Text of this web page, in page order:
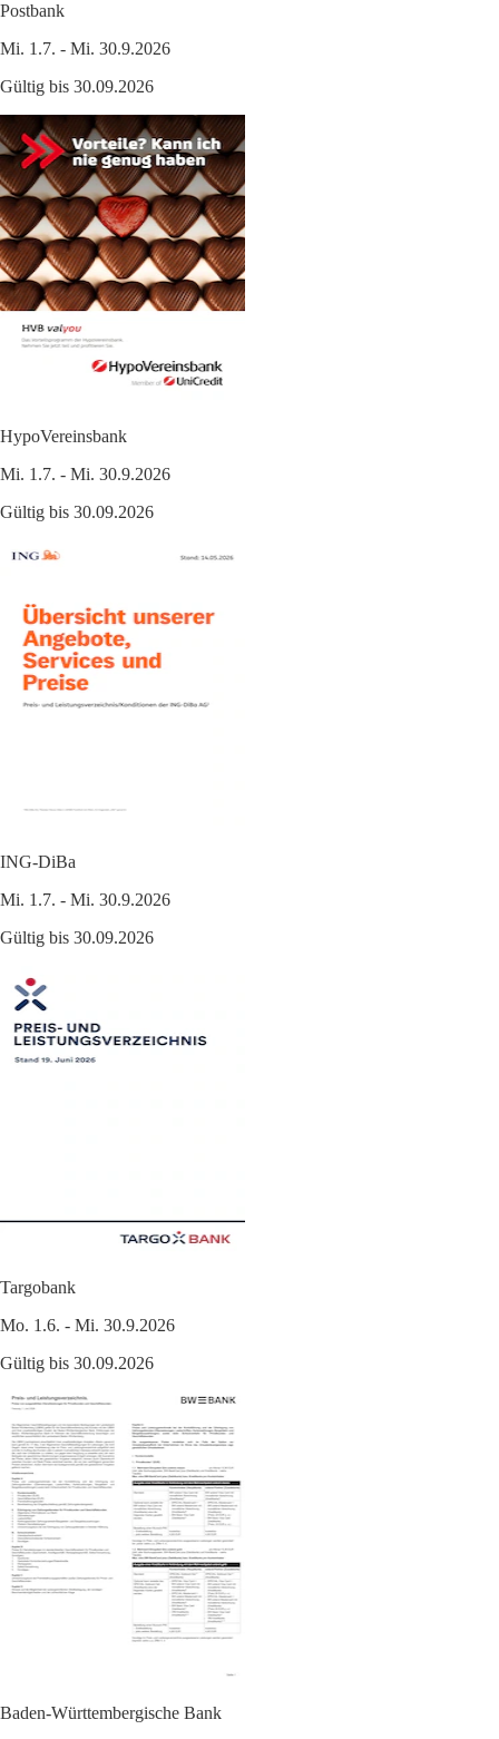
Postbank
Mi. 1.7. - Mi. 30.9.2026
Gültig bis 30.09.2026
HypoVereinsbank
Mi. 1.7. - Mi. 30.9.2026
Gültig bis 30.09.2026
ING-DiBa
Mi. 1.7. - Mi. 30.9.2026
Gültig bis 30.09.2026
Targobank
Mo. 1.6. - Mi. 30.9.2026
Gültig bis 30.09.2026
Baden-Württembergische Bank